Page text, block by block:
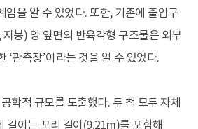
일 관리
정보처리방침
임을 알 수 있었다. 또한, 기존에 출입구
붕) 양 옆면의 반육각형 구조물은 외부
‘관측장’이라는 것을 알 수 있었다.
학적 규모를 도출했다. 두 척 모두 자체
길이는 꼬리 길이(9.21m)를 포함해